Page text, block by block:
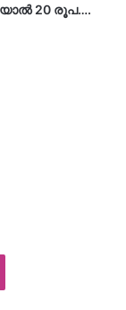
20 രൂപ….